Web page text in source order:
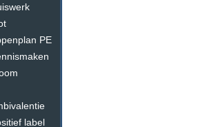
PE
label